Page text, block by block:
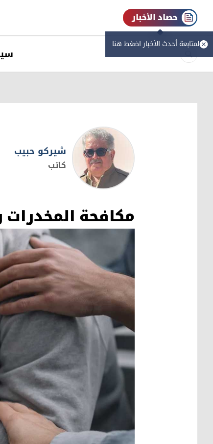
حصاد الأخبار
لمتابعة أحدث الأخبار اضغط هنا
شيركو حبيب
شيركو حبيب
كاتب
مكافحة